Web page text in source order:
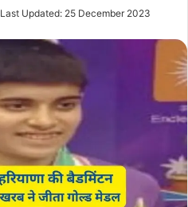
Last Updated: 25 December 2023